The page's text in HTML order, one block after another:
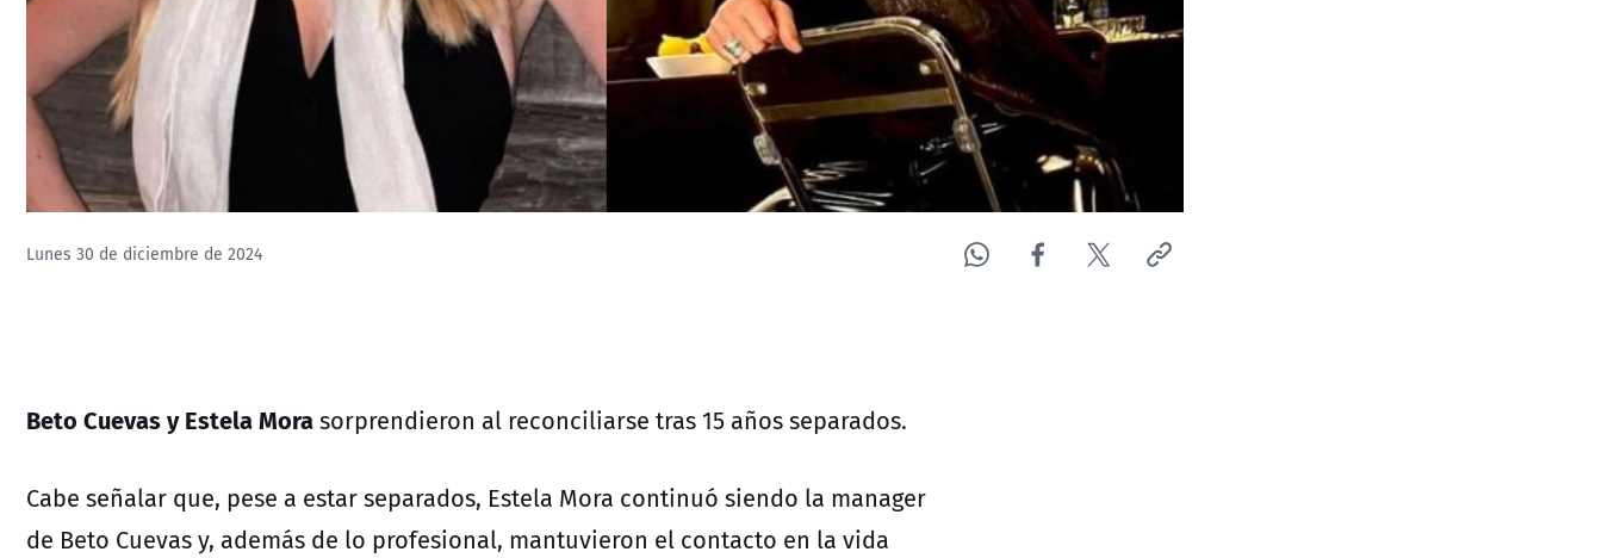
Lunes 30 de diciembre de 2024
Beto Cuevas y Estela Morasorprendieron al reconciliarse tras 15 años separados.
Cabe señalar que, pese a estar separados, Estela Mora continuó siendo la manager
de Beto Cuevas y, además de lo profesional, mantuvieron el contacto en la vida